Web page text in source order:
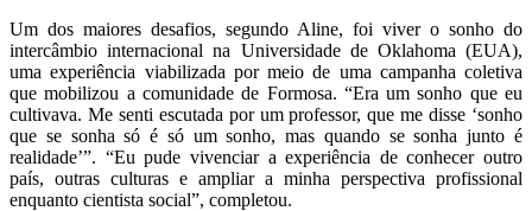
Um dos maiores desafios, segundo Aline, foi viver o sonho do
intercâmbio internacional na Universidade de Oklahoma (EUA),
uma experiência viabilizada por meio de uma campanha coletiva
que mobilizou a comunidade de Formosa. “Era um sonho que eu
cultivava. Me senti escutada por um professor, que me disse ‘sonho
que se sonha só é só um sonho, mas quando se sonha junto é
realidade’”. “Eu pude vivenciar a experiência de conhecer outro
país, outras culturas e ampliar a minha perspectiva profissional
enquanto cientista social”, completou.